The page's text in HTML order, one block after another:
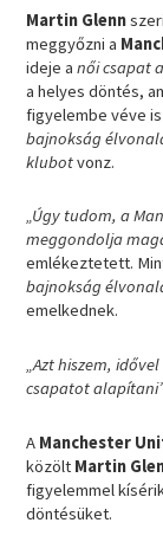
Martin Glenn
meggyőzni a
ideje anői csapat
a helyes döntés,
figyelembe véve
bajnokság
klubotvonz.
„Úgy tudom, a
meggondolja
emlékeztetett.
bajnokság
emelkednek.
„Azt hiszem,
csapatot
A Manchester
közölt Martin
figyelemmel
döntésüket.